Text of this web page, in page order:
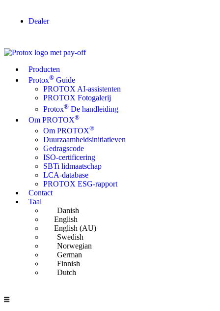
Dealer
Producten
Protox® Guide
PROTOX AI-assistenten
PROTOX Fotogalerij
Protox® De handleiding
Om PROTOX®
Om PROTOX®
Duurzaamheidsinitiatieven
Gedragscode
ISO-certificering
SBTi lidmaatschap
LCA-database
PROTOX ESG-rapport
Contact
Taal
Danish
English
English (AU)
Swedish
Norwegian
German
Finnish
Dutch